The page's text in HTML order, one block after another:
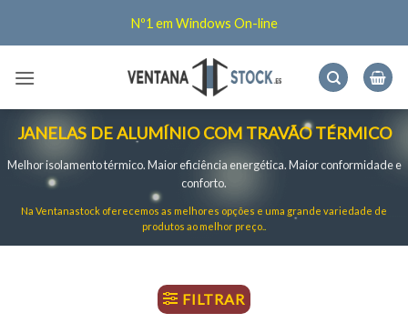
Nº1 em Windows On-line
JANELAS DE ALUMÍNIO COM TRAVÃO TÉRMICO
Melhor isolamento térmico. Maior eficiência energética. Maior conformidade e
conforto.
Na Ventanastock oferecemos as melhores opções e uma grande variedade de
produtos ao melhor preço.
FILTRAR